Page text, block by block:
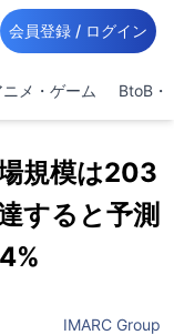
会員登録 / ログイン
ニメ・ゲーム BtoB・
規模は203
すると予測
IMARC Group